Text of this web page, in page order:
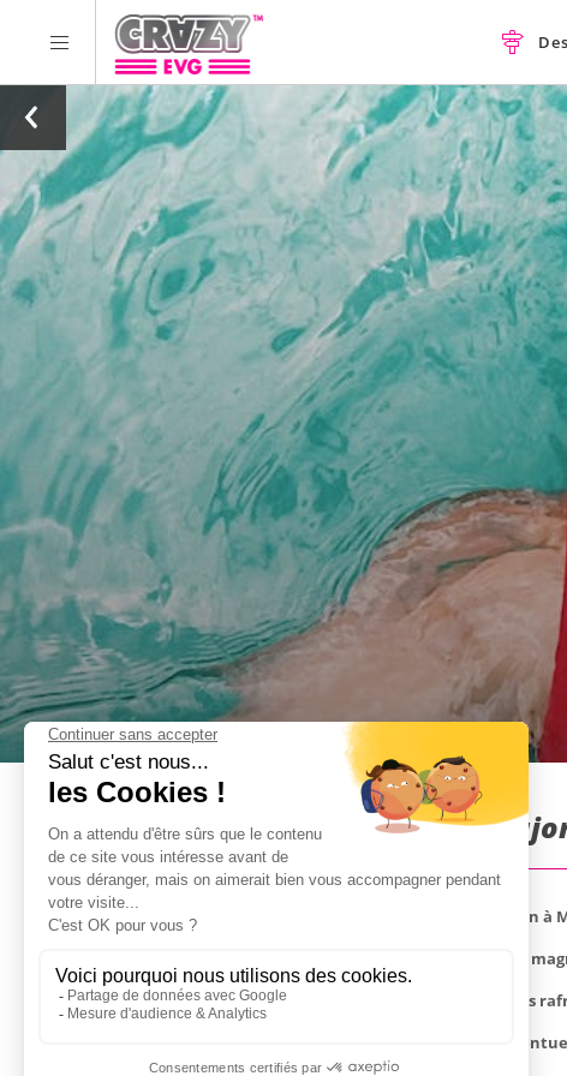
Croisière & Snorkeling à
Venez célébrer votre enterrement de vie de garçon
Embarquez pour une aventure de 3 heures sur un
Profitez de 1 arrêt de 45 minutes chacun pour vous
Profitez des performances live d'un guitariste